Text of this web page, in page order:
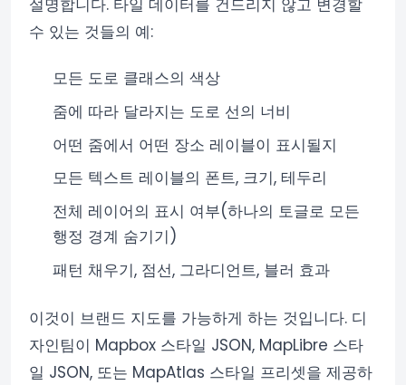
수 있는 것들의 예:
모든 도로 클래스의 색상
줌에 따라 달라지는 도로 선의 너비
어떤 줌에서 어떤 장소 레이블이 표시될지
모든 텍스트 레이블의 폰트, 크기, 테두리
전체 레이어의 표시 여부(하나의 토글로 모든
행정 경계 숨기기)
패턴 채우기, 점선, 그라디언트, 블러 효과
이것이 브랜드 지도를 가능하게 하는 것입니다. 디
자인팀이 Mapbox 스타일 JSON, MapLibre 스타
일 JSON, 또는 MapAtlas 스타일 프리셋을 제공하